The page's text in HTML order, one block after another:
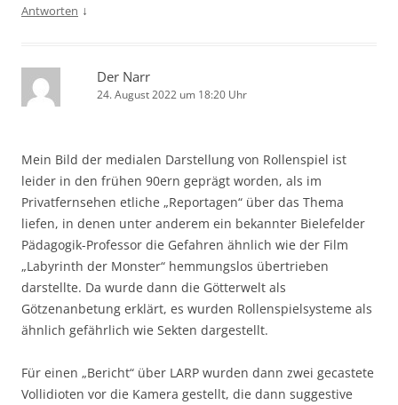
Antworten ↓
Der Narr
24. August 2022 um 18:20 Uhr
Mein Bild der medialen Darstellung von Rollenspiel ist
leider in den frühen 90ern geprägt worden, als im
Privatfernsehen etliche „Reportagen“ über das Thema
liefen, in denen unter anderem ein bekannter Bielefelder
Pädagogik-Professor die Gefahren ähnlich wie der Film
„Labyrinth der Monster“ hemmungslos übertrieben
darstellte. Da wurde dann die Götterwelt als
Götzenanbetung erklärt, es wurden Rollenspielsysteme als
ähnlich gefährlich wie Sekten dargestellt.
Für einen „Bericht“ über LARP wurden dann zwei gecastete
Vollidioten vor die Kamera gestellt, die dann suggestive